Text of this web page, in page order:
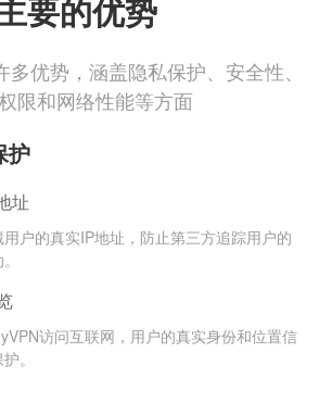
要的优势
优势，涵盖隐私保护、安全性、
限和网络性能等方面
护
址
户的真实IP地址，防止第三方追踪用户的
访问互联网，用户的真实身份和位置信
。